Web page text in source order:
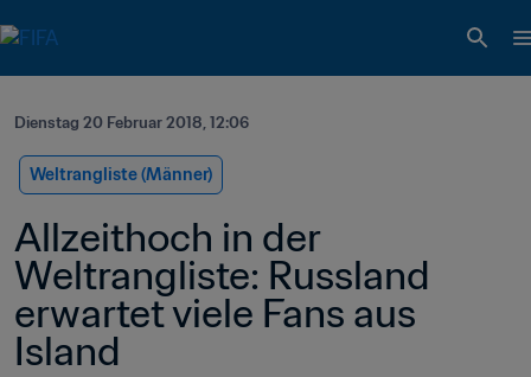
Dienstag 20 Februar 2018, 12:06
Weltrangliste (Männer)
Allzeithoch in der
Weltrangliste: Russland
erwartet viele Fans aus
Island